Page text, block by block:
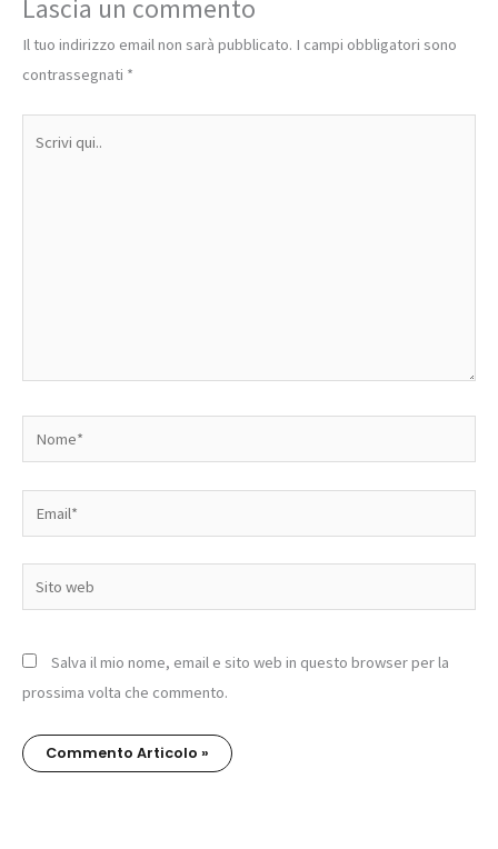
Lascia un commento
Il tuo indirizzo email non sarà pubblicato. I campi obbligatori sono
contrassegnati *
Sito
web
Salva il mio nome, email e sito web in questo browser per la
prossima volta che commento.